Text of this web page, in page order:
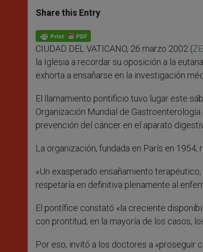
t
s
p
p
s
e
g
e
r
e
b
o
k
Share this Entry
CIUDAD DEL VATICANO, 26 marzo 2002 (
la Iglesia a recordar su oposición a la
exhorta a ensañarse en la investigación
El llamamiento pontificio tuvo lugar este
Organización Mundial de Gastroenterología [
prevención del cáncer en el aparato
La organización, fundada en París en
«Un exasperado ensañamiento
respetaría en definitiva plenamente al
El pontífice constató «la creciente
con prontitud, en la mayoría de los casos,
Por eso, invitó a los doctores a «proseguir